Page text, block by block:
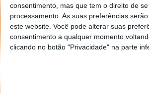
consentimento, mas que tem o direito de
processamento. As suas preferências
este website. Você pode alterar suas
consentimento a qualquer momento
clicando no botão "Privacidade" na parte